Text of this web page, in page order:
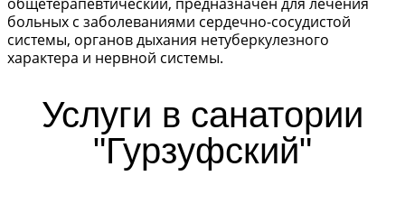
больных с заболеваниями сердечно-сосудистой
системы, органов дыхания нетуберкулезного
характера и нервной системы.
Услуги в санатории
"Гурзуфский"